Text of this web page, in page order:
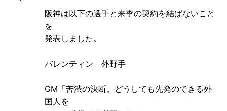
阪神は以下の選手と来季の契約を結ばないこと
を
発表しました。
バレンティン 外野手
GM「苦渋の決断。どうしても先発のできる外
国人を